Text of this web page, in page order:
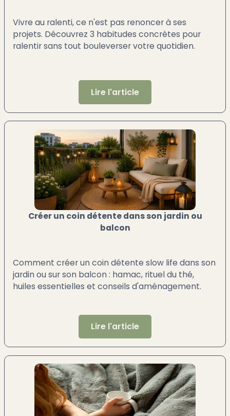
Vivre au ralenti, ce n'est pas renoncer à ses
projets. Découvrez 3 habitudes concrètes pour
ralentir sans tout bouleverser votre quotidien.
Lire l'article
Créer un coin détente dans son jardin ou
balcon
Comment créer un coin détente slow life dans son
jardin ou sur son balcon : hamac, rituel du thé,
huiles essentielles et conseils d'aménagement.
Lire l'article